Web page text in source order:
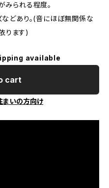
みられる程度。
どあり。(音にほぼ無関係な
ります)
available
cart
まいの方向け